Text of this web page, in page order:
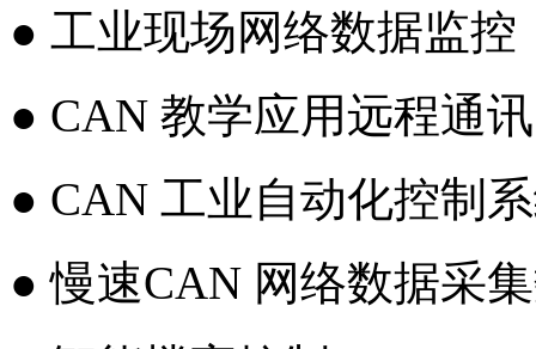
● 工业现场网络数据监控
● CAN 教学应用远程通讯
● CAN 工业自动化控制
● 慢速CAN 网络数据采